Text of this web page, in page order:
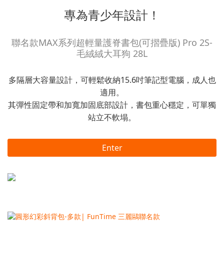
專為青少年設計！
聯名款MAX系列超輕量護脊書包(可摺疊版) Pro 2S-
毛絨絨大耳狗 28L
多隔層大容量設計，可輕鬆收納15.6吋筆記型電腦，成人也
適用。
其彈性固定帶和加寬加固底部設計，書包重心穩定，可單獨
站立不軟塌。
Enter